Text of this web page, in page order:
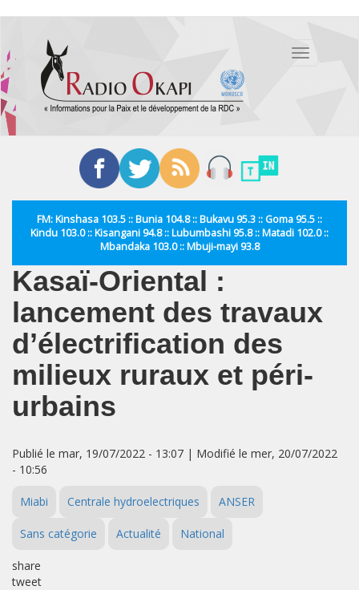
contenu
principal
Toggle
FM: Kinshasa 103.5 :: Bunia 104.8 :: Bukavu 95.3 :: Goma 95.5 ::
Kindu 103.0 :: Kisangani 94.8 :: Lubumbashi 95.8 :: Matadi 102.0 ::
Mbandaka 103.0 :: Mbuji-mayi 93.8
Kasaï-Oriental :
lancement des travaux
d’électrification des
milieux ruraux et péri-
urbains
Publié le mar, 19/07/2022 - 13:07 | Modifié le mer, 20/07/2022
- 10:56
Miabi Centrale hydroelectriques ANSER
Sans catégorie Actualité National
share
tweet